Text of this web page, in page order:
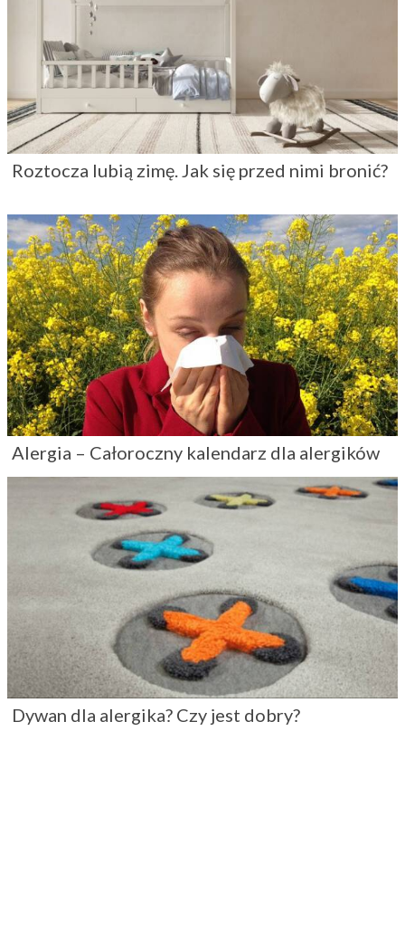
Roztocza lubią zimę. Jak się przed nimi bronić?
Alergia – Całoroczny kalendarz dla alergików
Dywan dla alergika? Czy jest dobry?